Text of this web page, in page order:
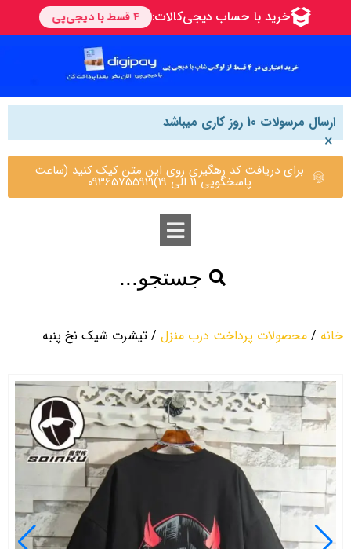
ارسال مرسولات 10 روز کاری میباشد
×
برای دریافت کد رهگیری روی این متن کیک کنید (ساعت
پاسخگویی 11 الی 19)09365755921
جستجو...
خانه / محصولات پرداخت درب منزل / تیشرت شیک نخ پنبه